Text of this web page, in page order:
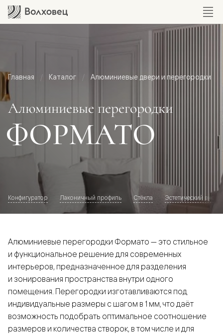
Главная Каталог Алюминиевые двери и перегородки
Алюминиевые перегородки
ФОРМАТО
Конфигуратор Лаконичный профиль Стёкла Эстетический
Алюминиевые перегородки Формато — это стильное
и функциональное решение для современных
интерьеров, предназначенное для разделения
и зонирования пространства внутри одного
помещения. Перегородки изготавливаются под
индивидуальные размеры с шагом в 1 мм, что даёт
возможность подобрать оптимальное соотношение
размеров и количества створок, в том числе и для